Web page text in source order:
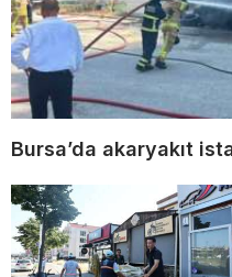
Bursa’da akaryakıt